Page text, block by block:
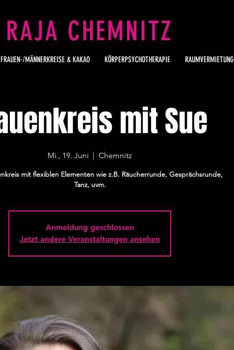
RAJA CHEMNITZ
FRAUEN-/MÄNNERKREISE & KAKAO KÖRPERPSYCHOTHERAPIE RAUMVERMIETUNG
mit Sue
Mi., 19. Juni
  |
Chemnitz
mit flexiblen Elementen wie z.B. Räucherrunde, Gesprächsrunde,
Tanz, uvm.
Anmeldung geschlossen
Jetzt andere Veranstaltungen ansehen